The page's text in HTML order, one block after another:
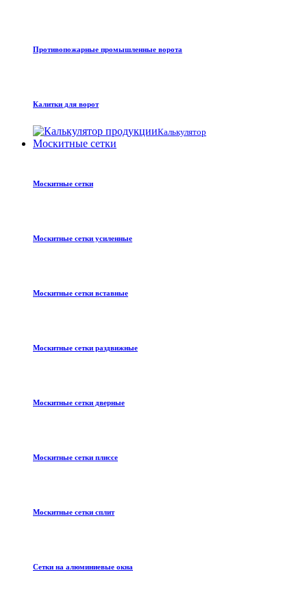
Противопожарные промышленные ворота
Калитки для ворот
Калькулятор
Москитные сетки
Москитные сетки
Москитные сетки усиленные
Москитные сетки вставные
Москитные сетки раздвижные
Москитные сетки дверные
Москитные сетки плиссе
Москитные сетки сплит
Сетки на алюминиевые окна